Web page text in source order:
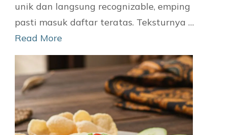
unik dan langsung recognizable, emping
pasti masuk daftar teratas. Teksturnya …
Read More